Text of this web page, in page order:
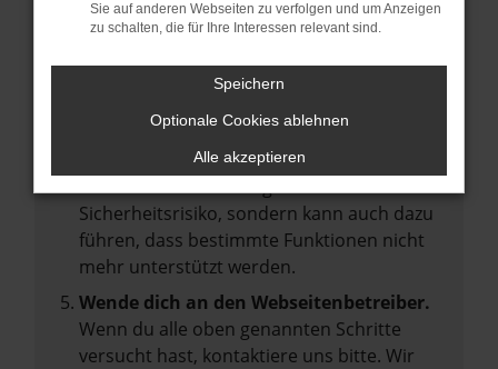
Starte dein Gerät neu.
vorübergehende Probleme zu beheben.
Betriebssystem auf dem neuesten Stand
Veraltete Software birgt nicht nur ein
Sicherheitsrisiko, sondern kann auch dazu
führen, dass bestimmte Funktionen nicht
mehr unterstützt werden.
Wende dich an den Webseitenbetreiber.
Wenn du alle oben genannten Schritte
versucht hast, kontaktiere uns bitte. Wir
Sie auf anderen Webseiten zu verfolgen und um Anzeigen
zu schalten, die für Ihre Interessen relevant sind.
Speichern
Optionale Cookies ablehnen
Alle akzeptieren